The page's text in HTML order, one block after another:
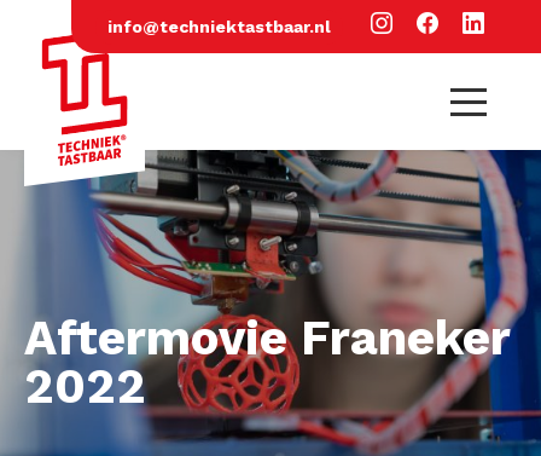
info@techniektastbaar.nl
Aftermovie Franeker
2022